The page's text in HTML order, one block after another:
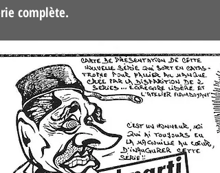
complète.